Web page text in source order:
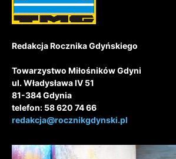
Redakcja Rocznika Gdyńskiego
Towarzystwo Miłośników Gdyni
ul. Władysława IV 51
81-384 Gdynia
telefon: 58 620 74 66
redakcja@rocznikgdynski.pl